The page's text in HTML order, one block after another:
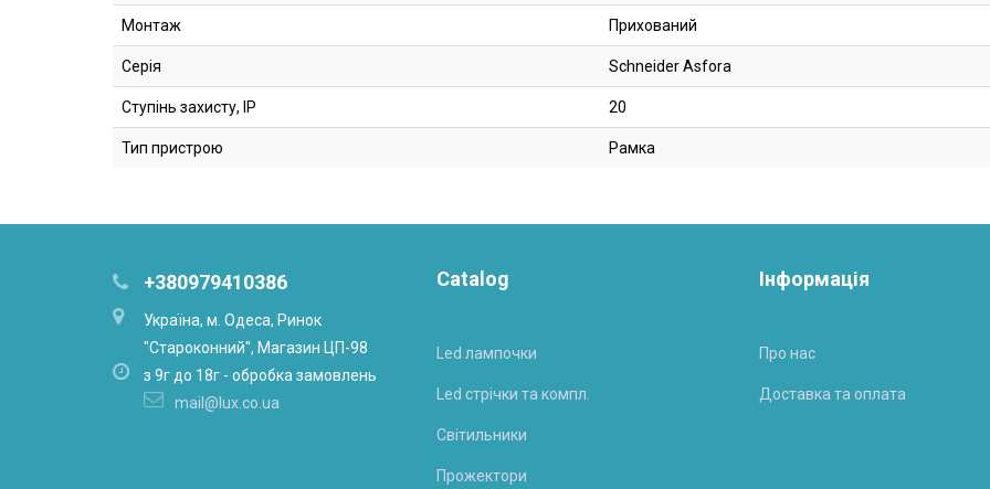
Монтаж Прихований
Серія Schneider Asfora
Ступінь захисту, IP 20
Тип пристрою Рамка
+380979410386
Українa, м. Одеса, Ринок
"Староконний", Магазин ЦП-98
з 9г до 18г - обробка замовлень
mail@lux.co.ua
Catalog
Led лампочки
Led стрічки та компл.
Світильники
Прожектори
Інформація
Про нас
Доставка та оплата